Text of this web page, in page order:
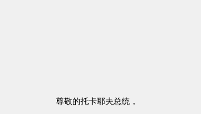
尊敬的托卡耶夫总统，